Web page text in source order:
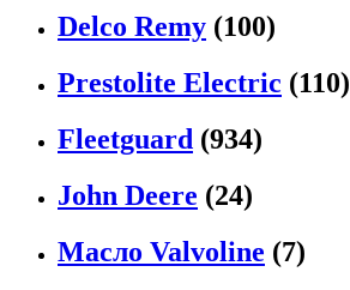
Delco Remy (100)
Prestolite Electric (110)
Fleetguard (934)
John Deere (24)
Масло Valvoline (7)